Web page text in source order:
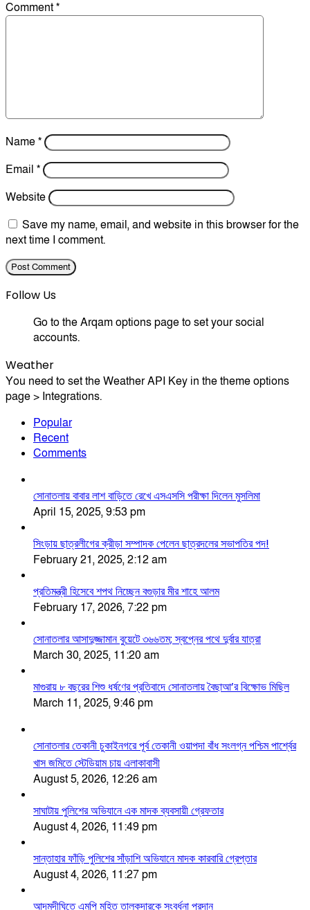
Comment*
Name*
Email *
Website
Save my name, email, and website in this browser for the
next time I comment.
Follow Us
Go to the Arqam options page to set your social
accounts.
Weather
You need to set the Weather API Key in the theme options
page > Integrations.
Popular
Recent
Comments
সোনাতলায় বাবার লাশ বাড়িতে রেখে এসএসসি পরীক্ষা দিলেন মুসলিমা
April 15, 2025, 9:53 pm
সিংড়ায় ছাত্রলীগের ক্রীড়া সম্পাদক পেলেন ছাত্রদলের সভাপতির পদ!
February 21, 2025, 2:12 am
প্রতিমন্ত্রী হিসেবে শপথ নিচ্ছেন বগুড়ার মীর শাহে আলম
February 17, 2026, 7:22 pm
সোনাতলার আসাদুজ্জামান বুয়েটে ৩৬৬তম; স্বপ্নের পথে দুর্বার যাত্রা
March 30, 2025, 11:20 am
মাগুরায় ৮ বছরের শিশু ধর্ষণের প্রতিবাদে সোনাতলায় বৈছাআ’র বিক্ষোভ মিছিল
March 11, 2025, 9:46 pm
সোনাতলার তেকানী চুকাইনগরে পূর্ব তেকানী ওয়াপদা বাঁধ সংলগ্ন পশ্চিম পার্শ্বের
খাস জমিতে স্টেডিয়াম চায় এলাকাবাসী
August 5, 2026, 12:26 am
সাঘাটায় পুলিশের অভিযানে এক মাদক ব্যবসায়ী গ্রেফতার
August 4, 2026, 11:49 pm
সান্তাহার ফাঁড়ি পুলিশের সাঁড়াশি অভিযানে মাদক কারবারি গ্রেপ্তার
August 4, 2026, 11:27 pm
আদমদীঘিতে এমপি মহিত তালুকদারকে সংবর্ধনা প্রদান